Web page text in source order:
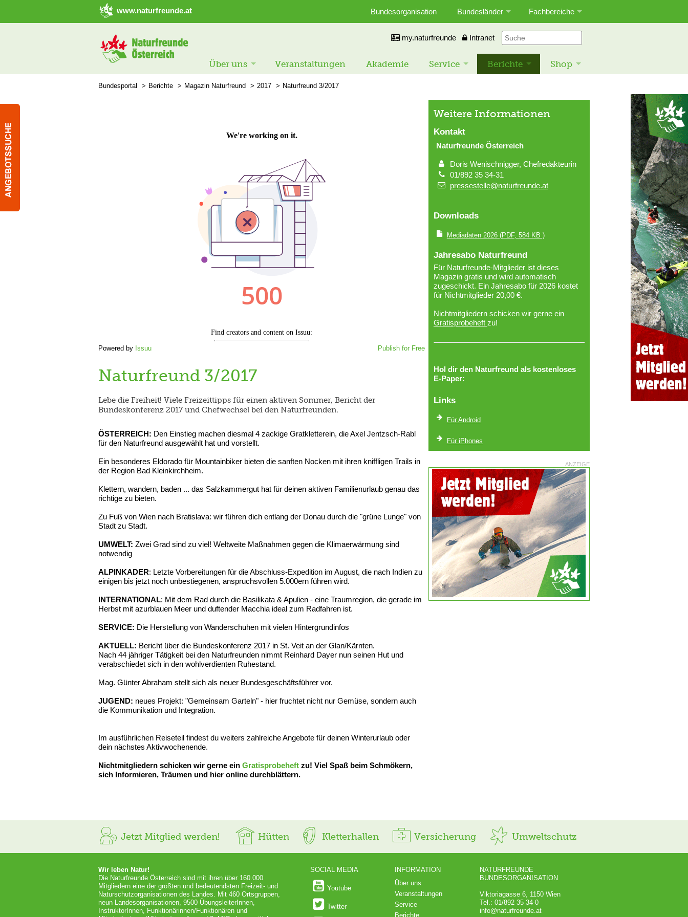
➜ Hauptregion der Seite anspringen
www.naturfreunde.at Bundesorganisation Bundesländer Fachbereiche
my.naturfreunde Intranet
Über uns Veranstaltungen Akademie Service Berichte Shop
Bundesportal Berichte Magazin Naturfreund 2017 Naturfreund 3/2017
Powered by Issuu Publish for Free
Naturfreund 3/2017
Lebe die Freiheit! Viele Freizeittipps für einen aktiven Sommer, Bericht der
Bundeskonferenz 2017 und Chefwechsel bei den Naturfreunden.
ÖSTERREICH: Den Einstieg machen diesmal 4 zackige Gratkletterein, die Axel Jentzsch-Rabl
für den Naturfreund ausgewählt hat und vorstellt.
Ein besonderes Eldorado für Mountainbiker bieten die sanften Nocken mit ihren kniffligen Trails in
der Region Bad Kleinkirchheim.
Klettern, wandern, baden ... das Salzkammergut hat für deinen aktiven Familienurlaub genau das
richtige zu bieten.
Zu Fuß von Wien nach Bratislava: wir führen dich entlang der Donau durch die "grüne Lunge" von
Stadt zu Stadt.
UMWELT: Zwei Grad sind zu viel! Weltweite Maßnahmen gegen die Klimaerwärmung sind
notwendig
ALPINKADER: Letzte Vorbereitungen für die Abschluss-Expedition im August, die nach Indien zu
einigen bis jetzt noch unbestiegenen, anspruchsvollen 5.000ern führen wird.
INTERNATIONAL: Mit dem Rad durch die Basilikata & Apulien - eine Traumregion, die gerade im
Herbst mit azurblauen Meer und duftender Macchia ideal zum Radfahren ist.
SERVICE: Die Herstellung von Wanderschuhen mit vielen Hintergrundinfos
AKTUELL: Bericht über die Bundeskonferenz 2017 in St. Veit an der Glan/Kärnten.
Nach 44 jähriger Tätigkeit bei den Naturfreunden nimmt Reinhard Dayer nun seinen Hut und
verabschiedet sich in den wohlverdienten Ruhestand.
Mag. Günter Abraham stellt sich als neuer Bundesgeschäftsführer vor.
JUGEND: neues Projekt: "Gemeinsam Garteln" - hier fruchtet nicht nur Gemüse, sondern auch
die Kommunikation und Integration.
Im ausführlichen Reiseteil findest du weiters zahlreiche Angebote für deinen Winterurlaub oder
dein nächstes Aktivwochenende.
Nichtmitgliedern schicken wir gerne ein Gratisprobeheft zu! Viel Spaß beim Schmökern,
sich Informieren, Träumen und hier online durchblättern.
Weitere Informationen
Kontakt
Naturfreunde Österreich
Doris Wenischnigger, Chefredakteurin
01/892 35 34-31
pressestelle@naturfreunde.at
Downloads
Mediadaten 2026(PDF, 584 KB )
Jahresabo Naturfreund
Für Naturfreunde-Mitglieder ist dieses
Magazin gratis und wird automatisch
zugeschickt. Ein Jahresabo für 2026 kostet
für Nichtmitglieder 20,00 €.
Nichtmitgliedern schicken wir gerne ein
Gratisprobeheft zu!
Hol dir den Naturfreund als kostenloses
E-Paper:
Links
Für Android
Für iPhones
ANZEIGE
Jetzt Mitglied werden! Hütten Kletterhallen Versicherung Umweltschutz
Wir leben Natur!
Die Naturfreunde Österreich sind mit ihren über 160.000
Mitgliedern eine der größten und bedeutendsten Freizeit- und
Naturschutzorganisationen des Landes. Mit 460 Ortsgruppen,
neun Landesorganisationen, 9500 ÜbungsleiterInnen,
InstruktorInnen, Funktionärinnen/Funktionären und
SOCIAL MEDIA
Youtube
Twitter
INFORMATION
Über uns
Veranstaltungen
Service
Berichte
NATURFREUNDE
BUNDESORGANISATION
Viktoriagasse 6, 1150 Wien
Tel.: 01/892 35 34-0
info@naturfreunde.at